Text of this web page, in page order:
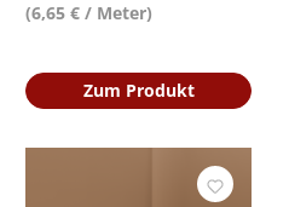
(6,65 € / Meter)
Zum Produkt